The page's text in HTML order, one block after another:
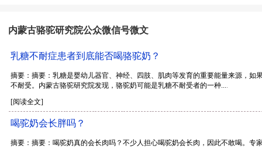
内蒙古骆驼研究院公众微信号微文
乳糖不耐症患者到底能否喝骆驼奶？
摘要：摘要：乳糖是婴幼儿器官、神经、四肢、肌肉等发育的重要能量来源，
不耐受。内蒙古骆驼研究院发现，骆驼奶可能是乳糖不耐受者的一种....
[阅读全文]
喝驼奶会长胖吗？
摘要：摘要：喝驼奶真的会长肉吗？不少人担心喝驼奶会长肉，因此不敢喝。